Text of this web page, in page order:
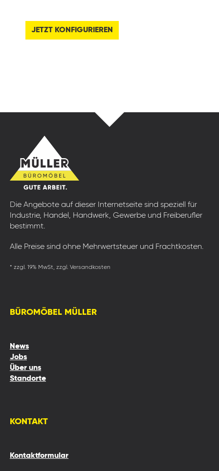
JETZT KONFIGURIEREN
Die Angebote auf dieser Internetseite sind speziell für
Industrie, Handel, Handwerk, Gewerbe und Freiberufler
bestimmt.
Alle Preise sind ohne Mehrwertsteuer und Frachtkosten.
* zzgl. 19% MwSt, zzgl. Versandkosten
BÜROMÖBEL MÜLLER
News
Jobs
Über uns
Standorte
KONTAKT
Kontaktformular